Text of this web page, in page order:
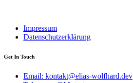
Impressum
Datenschutzerklärung
Get In Touch
Email: kontakt@elias-wolfhard.dev